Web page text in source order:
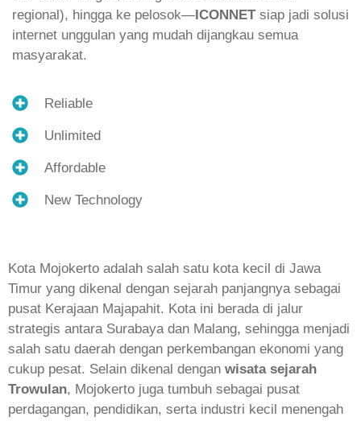
regional), hingga ke pelosok— ICONNETsiap jadi solusi
internet unggulan yang mudah dijangkau semua
masyarakat.
Reliable
Unlimited
Affordable
New Technology
Kota Mojokerto adalah salah satu kota kecil di Jawa
Timur yang dikenal dengan sejarah panjangnya sebagai
pusat Kerajaan Majapahit. Kota ini berada di jalur
strategis antara Surabaya dan Malang, sehingga menjadi
salah satu daerah dengan perkembangan ekonomi yang
cukup pesat. Selain dikenal dengan wisata sejarah
Trowulan, Mojokerto juga tumbuh sebagai pusat
perdagangan, pendidikan, serta industri kecil menengah